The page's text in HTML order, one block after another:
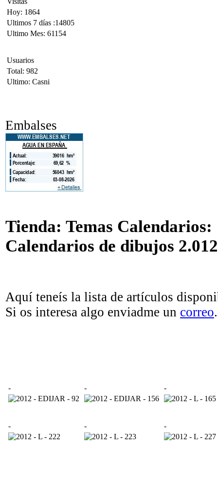
Hoy: 1864
Ultimos 7 días :14805
Ultimo Mes: 61154
Usuarios
Total: 982
Ultimo: Casni
Embalses
Tienda: Temas Calendarios:
Calendarios de dibujos 2.012
Aquí teneís la lista de artículos
Si os interesa algo enviadme un correo.
- - -
- - -